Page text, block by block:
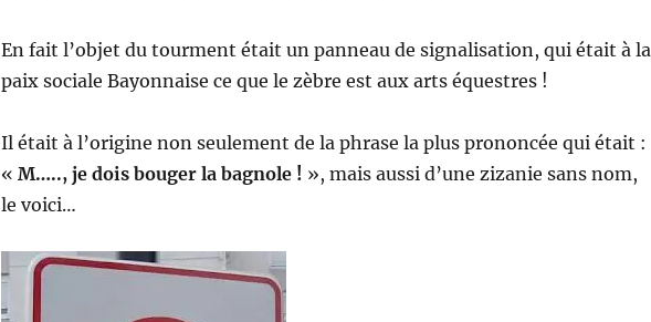
En fait l’objet du tourment était un panneau de signalisation, qui était à la
paix sociale Bayonnaise ce que le zèbre est aux arts équestres !
Il était à l’origine non seulement de la phrase la plus prononcée qui était :
« M….., je dois bouger la bagnole ! », mais aussi d’une zizanie sans nom,
le voici…